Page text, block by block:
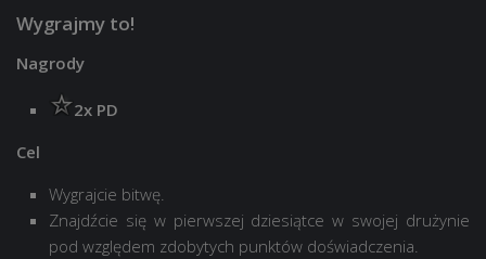
Wygrajmy to!
Nagrody
2x PD
Cel
Wygrajcie bitwę.
Znajdźcie się w pierwszej dziesiątce w swojej drużynie
pod względem zdobytych punktów doświadczenia.